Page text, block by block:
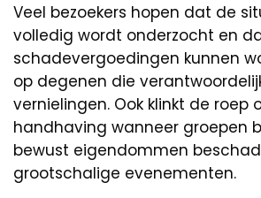
Veel bezoekers hopen dat de
volledig wordt onderzocht en
schadevergoedingen kunnen
op degenen die
vernielingen. Ook klinkt de roep
handhaving wanneer groepen
bewust eigendommen
grootschalige evenementen.